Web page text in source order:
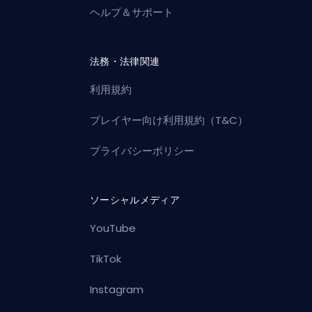
ヘルプ＆サポート
法務・法律関連
利用規約
プレイヤー向け利用規約（T&C）
プライバシーポリシー
ソーシャルメディア
YouTube
TikTok
Instagram